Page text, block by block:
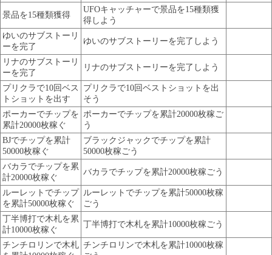
景品を15種類獲得
UFOキャッチャーで景品を15種類獲
得しよう
ゆいのサブストーリ
ーを完了
ゆいのサブストーリーを完了しよう
リナのサブストーリ
ーを完了
リナのサブストーリーを完了しよう
プリクラで10回ベス
トショットを出す
プリクラで10回ベストショットを出
そう
ポーカーでチップを
累計20000枚稼ぐ
ポーカーでチップを累計20000枚稼ご
う
BJでチップを累計
50000枚稼ぐ
ブラックジャックでチップを累計
50000枚稼ごう
バカラでチップを累
計20000枚稼ぐ
バカラでチップを累計20000枚稼ごう
ルーレットでチップ
を累計50000枚稼ぐ
ルーレットでチップを累計50000枚稼
ごう
丁半博打で木札を累
計10000枚稼ぐ
丁半博打で木札を累計10000枚稼ごう
チンチロリンで木札 チンチロリンで木札を累計10000枚稼